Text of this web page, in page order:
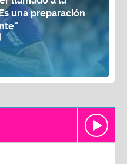
una preparación